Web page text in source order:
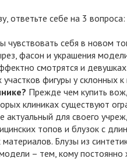
ответьте себе на 3 вопроса:
чувствовать себя в новом
фасон и украшения
смотрятся и
фигуры у склонных
Прежде чем купить
клиниках существуют
для своего
топов и блузок с
Блузы из
– тем, кому постоянно